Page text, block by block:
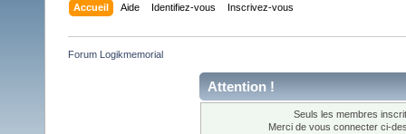
Accueil Aide Identifiez-vous Inscrivez-vous
Forum Logikmemorial
Attention !
Seuls les membres
Merci de vous connecter ci-